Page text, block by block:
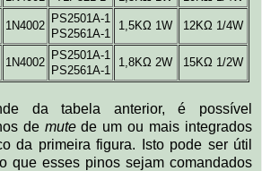
1N4002
PS2501A-1
PS2561A-1
1,5KΩ 1W 12KΩ 1/4W
1N4002
PS2501A-1
PS2561A-1
1,8KΩ 2W 15KΩ 1/2W
da tabela anterior, é possível
de mutede um ou mais integrados
da primeira figura. Isto pode ser útil
que esses pinos sejam comandados